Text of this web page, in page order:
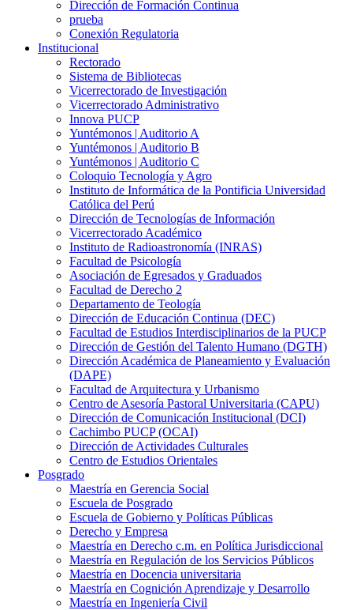
Dirección de Formación Continua
prueba
Conexión Regulatoria
Institucional
Rectorado
Sistema de Bibliotecas
Vicerrectorado de Investigación
Vicerrectorado Administrativo
Innova PUCP
Yuntémonos | Auditorio A
Yuntémonos | Auditorio B
Yuntémonos | Auditorio C
Coloquio Tecnología y Agro
Instituto de Informática de la Pontificia Universidad
Católica del Perú
Dirección de Tecnologías de Información
Vicerrectorado Académico
Instituto de Radioastronomía (INRAS)
Facultad de Psicología
Asociación de Egresados y Graduados
Facultad de Derecho 2
Departamento de Teología
Dirección de Educación Continua (DEC)
Facultad de Estudios Interdisciplinarios de la PUCP
Dirección de Gestión del Talento Humano (DGTH)
Dirección Académica de Planeamiento y Evaluación
(DAPE)
Facultad de Arquitectura y Urbanismo
Centro de Asesoría Pastoral Universitaria (CAPU)
Dirección de Comunicación Institucional (DCI)
Cachimbo PUCP (OCAI)
Dirección de Actividades Culturales
Centro de Estudios Orientales
Posgrado
Maestría en Gerencia Social
Escuela de Posgrado
Escuela de Gobierno y Políticas Públicas
Derecho y Empresa
Maestría en Derecho c.m. en Política Jurisdiccional
Maestría en Regulación de los Servicios Públicos
Maestría en Docencia universitaria
Maestría en Cognición Aprendizaje y Desarrollo
Maestría en Ingeniería Civil